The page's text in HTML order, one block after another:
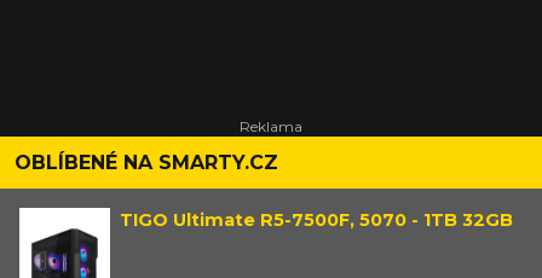
OBLÍBENÉ NA SMARTY.CZ
TIGO Ultimate R5-7500F, 5070 - 1TB 32GB